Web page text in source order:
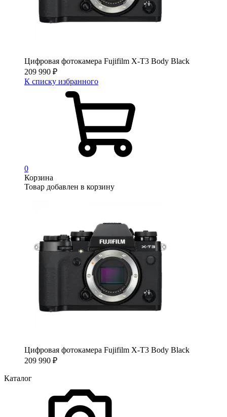
Цифровая фотокамера Fujifilm X-T3 Body Black
209 990 ₽
К списку избранного
0
Корзина
Товар добавлен в корзину
Цифровая фотокамера Fujifilm X-T3 Body Black
209 990 ₽
Каталог